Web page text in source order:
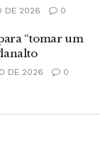
DE 2026 0
“tomar um
DE 2026 0